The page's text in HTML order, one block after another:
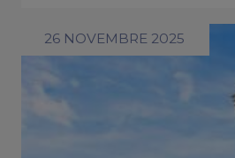
26 NOVEMBRE 2025